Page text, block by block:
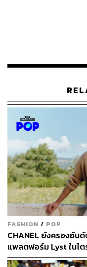
FASHION / POP
CHANEL ยังครองอัน
แพลตฟอร์ม Lyst ในไ